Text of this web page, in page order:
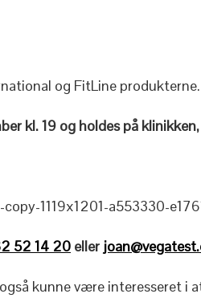
og FitLine produkterne.
kl. 19 og holdes på
52 14 20 eller
kunne være interesseret i